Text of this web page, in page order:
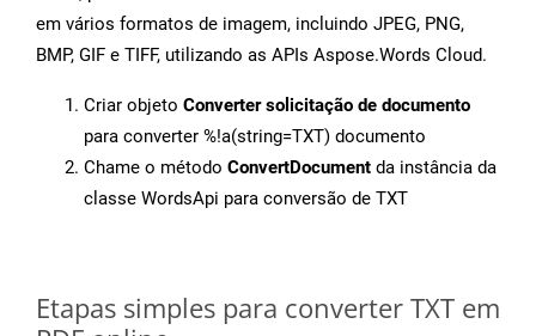
em vários formatos de imagem, incluindo JPEG, PNG,
BMP, GIF e TIFF, utilizando as APIs Aspose.Words Cloud.
Criar objeto Converter solicitação de documento
para converter %!a(string=TXT) documento
Chame o método ConvertDocument da instância da
classe WordsApi para conversão de TXT
Etapas simples para converter TXT em